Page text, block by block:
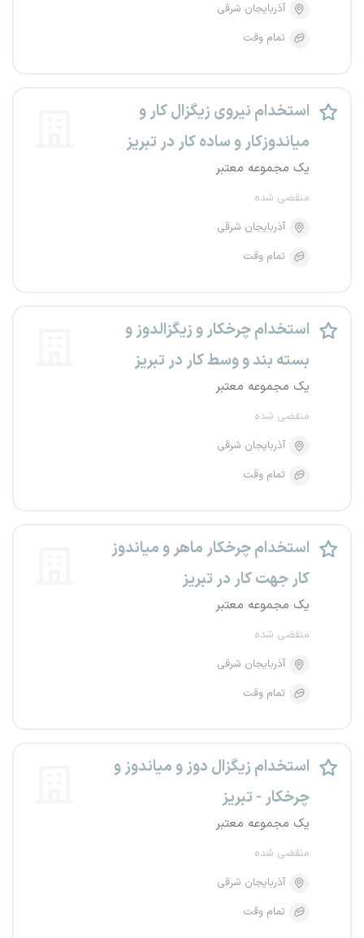
آذربایجان شرقی
تمام وقت
استخدام نیروی زیگزال کار و
میاندوزکار و ساده کار در تبریز
یک مجموعه معتبر
منقضی شده
آذربایجان شرقی
تمام وقت
استخدام چرخکار و زیگزالدوز و
بسته بند و وسط کار در تبریز
یک مجموعه معتبر
منقضی شده
آذربایجان شرقی
تمام وقت
استخدام چرخکار ماهر و میاندوز
کار جهت کار در تبریز
یک مجموعه معتبر
منقضی شده
آذربایجان شرقی
تمام وقت
استخدام زیگزال دوز و میاندوز و
چرخکار - تبریز
یک مجموعه معتبر
منقضی شده
آذربایجان شرقی
تمام وقت